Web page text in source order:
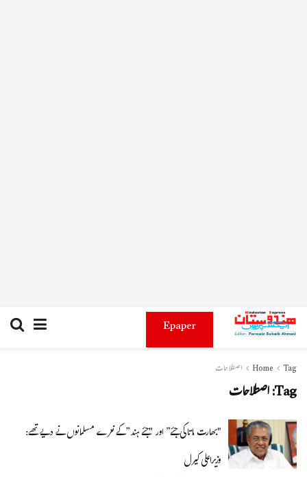
Epaper
Home Tag اصطلاحات
Tag:اصطلاحات
"بھارت ماتا کی جئے” اور "جئے ہند”کے نعرے مسلمانوں نے دیے تھے:
وزیراعلی کیرل